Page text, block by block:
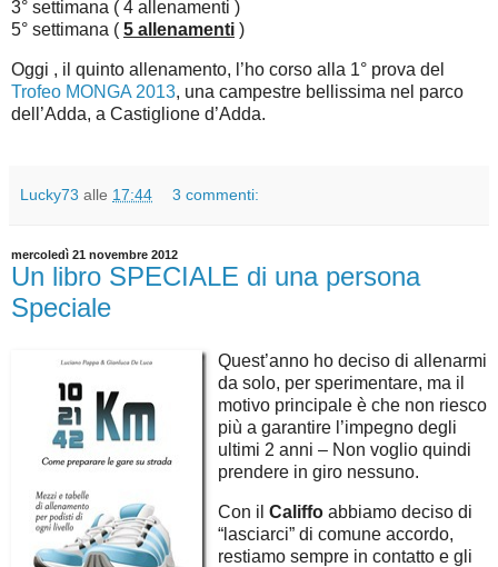
3° settimana ( 4 allenamenti )
5° settimana ( 5 allenamenti )
Oggi , il quinto allenamento, l’ho corso alla 1° prova del
Trofeo MONGA 2013, una campestre bellissima nel parco
dell’Adda, a Castiglione d’Adda.
Lucky73 alle 17:44 3 commenti:
mercoledì 21 novembre 2012
Un libro SPECIALE di una persona
Speciale
Quest’anno ho deciso di allenarmi
da solo, per sperimentare, ma il
motivo principale è che non riesco
più a garantire l’impegno degli
ultimi 2 anni – Non voglio quindi
prendere in giro nessuno.
Con il Califfo abbiamo deciso di
“lasciarci” di comune accordo,
restiamo sempre in contatto e gli